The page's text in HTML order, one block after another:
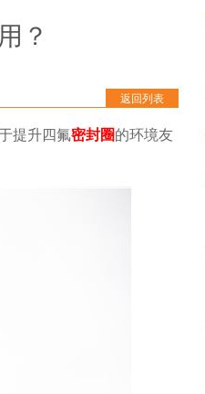
？
返回列表
提升四氟密封圈的环境友